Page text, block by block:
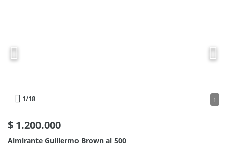
1/18 1
$ 1.200.000
Almirante Guillermo Brown al 500